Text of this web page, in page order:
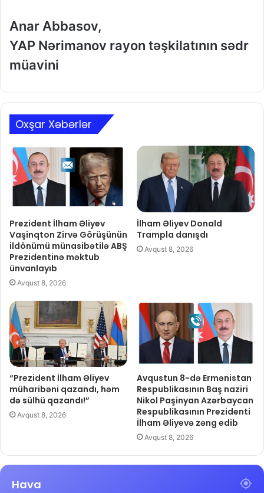
Anar Abbasov,
YAP Nərimanov rayon təşkilatının sədr
müavini
Oxşar Xəbərlər
Prezident İlham Əliyev
Vaşinqton Zirvə Görüşünün
ildönümü münasibətilə ABŞ
Prezidentinə məktub
ünvanlayıb
Avqust 8, 2026
İlham Əliyev Donald
Trampla danışdı
Avqust 8, 2026
“Prezident İlham Əliyev
müharibəni qazandı, həm
də sülhü qazandı!”
Avqust 8, 2026
Avqustun 8-də Ermənistan
Respublikasının Baş naziri
Nikol Paşinyan Azərbaycan
Respublikasının Prezidenti
İlham Əliyevə zəng edib
Avqust 8, 2026
Hava